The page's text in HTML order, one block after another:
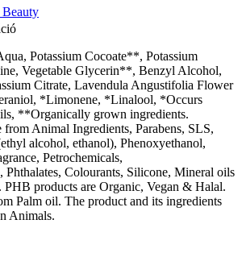
Potassium Cocoate**, Potassium
Vegetable Glycerin**, Benzyl Alcohol,
Citrate, Lavendula Angustifolia Flower
*Limonene, *Linalool, *Occurs
**Organically grown ingredients.
from Animal Ingredients, Parabens, SLS,
alcohol, ethanol), Phenoxyethanol,
Petrochemicals,
Colourants, Silicone, Mineral oils
products are Organic, Vegan & Halal.
Palm oil. The product and its ingredients
Animals.